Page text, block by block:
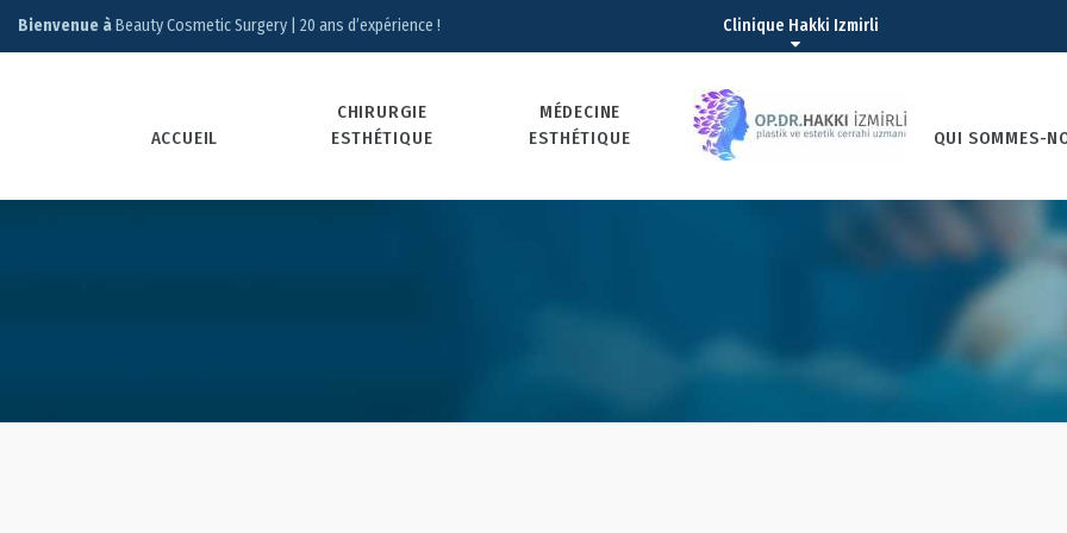
Bienvenue àBeauty Cosmetic Surgery | 20 ans d’expérience ! Clinique Hakki Izmirli
ACCUEIL
CHIRURGIE
ESTHÉTIQUE
MÉDECINE
ESTHÉTIQUE
QUI SOMMES-